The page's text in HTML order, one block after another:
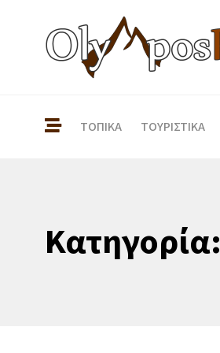
ΤΟΠΙΚΑ ΤΟΥΡΙΣΤΙΚΑ
Κατηγορία: